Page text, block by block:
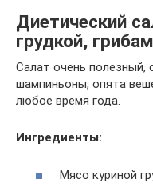
Диетический
грудкой,
Салат очень
шампиньоны, опята
любое время года.
Ингредиенты:
Мясо куриной